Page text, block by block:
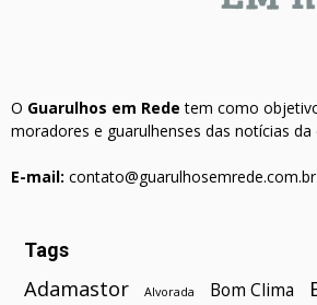
O Guarulhos em Rede tem como
moradores e guarulhenses das notícias da
E-mail: contato@guarulhosemrede.com.br
Tags
Adamastor Alvorada Bom Clima